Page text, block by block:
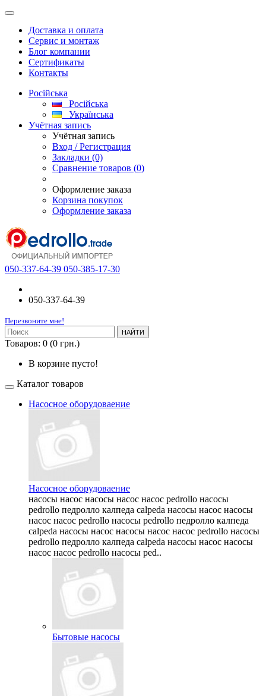
Доставка и оплата
Сервис и монтаж
Блог компании
Сертификаты
Контакты
Російська
Російська
Українська
Учётная запись
Учётная запись
Вход / Регистрация
Закладки (0)
Сравнение товаров (0)
Оформление заказа
Корзина покупок
Оформление заказа
050-337-64-39 050-385-17-30
050-337-64-39
Перезвоните мне!
НАЙТИ
Товаров: 0 (0 грн.)
В корзине пусто!
Каталог товаров
Насосное оборудоваение
Насосное оборудоваение
насосы насос насосы насос насос pedrollo насосы
pedrollo педролло калпеда calpeda насосы насос насосы
насос насос pedrollo насосы pedrollo педролло калпеда
calpeda насосы насос насосы насос насос pedrollo насосы
pedrollo педролло калпеда calpeda насосы насос насосы
насос насос pedrollo насосы ped..
Бытовые насосы